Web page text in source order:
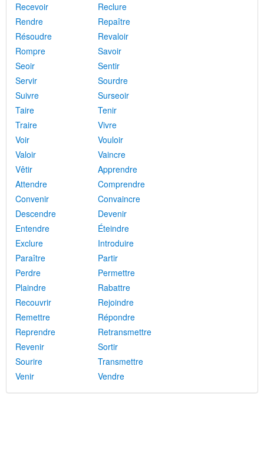
Recevoir
Reclure
Rendre
Repaître
Résoudre
Revaloir
Rompre
Savoir
Seoir
Sentir
Servir
Sourdre
Suivre
Surseoir
Taire
Tenir
Traire
Vivre
Voir
Vouloir
Valoir
Vaincre
Vêtir
Apprendre
Attendre
Comprendre
Convenir
Convaincre
Descendre
Devenir
Entendre
Éteindre
Exclure
Introduire
Paraître
Partir
Perdre
Permettre
Plaindre
Rabattre
Recouvrir
Rejoindre
Remettre
Répondre
Reprendre
Retransmettre
Revenir
Sortir
Sourire
Transmettre
Venir
Vendre